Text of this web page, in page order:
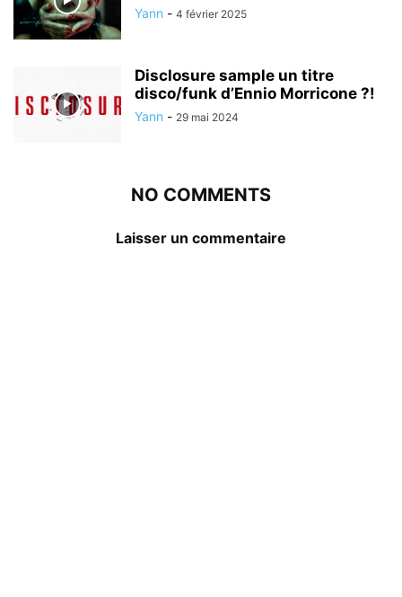
Yann - 4 février 2025
Disclosure sample un titre
disco/funk d’Ennio Morricone ?!
Yann - 29 mai 2024
NO COMMENTS
Laisser un commentaire